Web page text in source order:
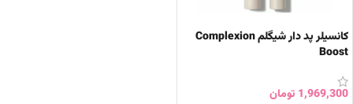
کانسیلر پد دار شیگلم Complexion
Boost
1,969,300 تومان